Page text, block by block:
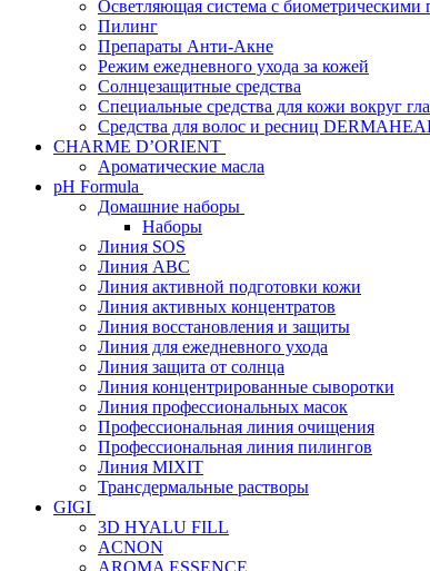
Осветляющая система с биометрическими
Пилинг
Препараты Анти-Акне
Режим ежедневного ухода за кожей
Солнцезащитные средства
Специальные средства для кожи вокруг
Средства для волос и ресниц
CHARME D’ORIENT
Ароматические масла
pH Formula
Домашние наборы
Наборы
Линия SOS
Линия АВС
Линия активной подготовки кожи
Линия активных концентратов
Линия восстановления и защиты
Линия для ежедневного ухода
Линия защита от солнца
Линия концентрированные сыворотки
Линия профессиональных масок
Профессиональная линия очищения
Профессиональная линия пилингов
Линия MIXIT
Трансдермальные растворы
GIGI
3D HYALU FILL
ACNON
AROMA ESSENCE